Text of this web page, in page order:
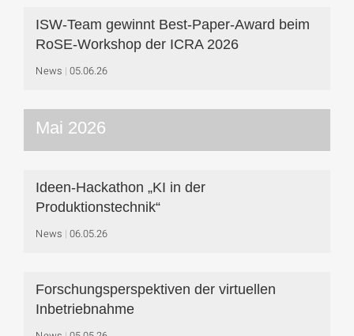
ISW-Team gewinnt Best-Paper-Award beim
RoSE-Workshop der ICRA 2026
News 05.06.26
Mai 2026
Ideen-Hackathon „KI in der
Produktionstechnik“
News 06.05.26
Forschungsperspektiven der virtuellen
Inbetriebnahme